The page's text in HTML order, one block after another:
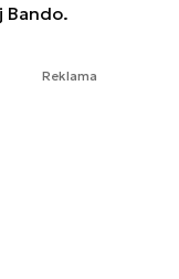
Bando.
Reklama